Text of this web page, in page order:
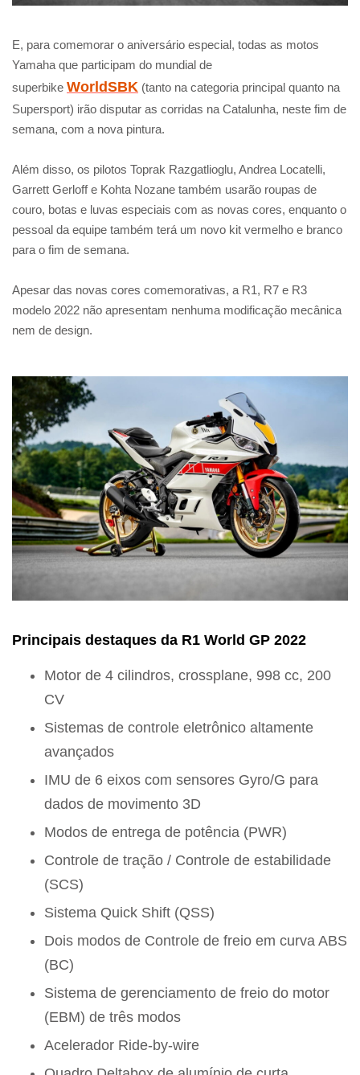
E, para comemorar o aniversário especial, todas as motos
Yamaha que participam do mundial de
superbike WorldSBK (tanto na categoria principal quanto na
Supersport) irão disputar as corridas na Catalunha, neste fim de
semana, com a nova pintura.
Além disso, os pilotos Toprak Razgatlioglu, Andrea Locatelli,
Garrett Gerloff e Kohta Nozane também usarão roupas de
couro, botas e luvas especiais com as novas cores, enquanto o
pessoal da equipe também terá um novo kit vermelho e branco
para o fim de semana.
Apesar das novas cores comemorativas, a R1, R7 e R3
modelo 2022 não apresentam nenhuma modificação mecânica
nem de design.
Principais destaques da R1 World GP 2022
Motor de 4 cilindros, crossplane, 998 cc, 200
CV
Sistemas de controle eletrônico altamente
avançados
IMU de 6 eixos com sensores Gyro/G para
dados de movimento 3D
Modos de entrega de potência (PWR)
Controle de tração / Controle de estabilidade
(SCS)
Sistema Quick Shift (QSS)
Dois modos de Controle de freio em curva ABS
(BC)
Sistema de gerenciamento de freio do motor
(EBM) de três modos
Acelerador Ride-by-wire